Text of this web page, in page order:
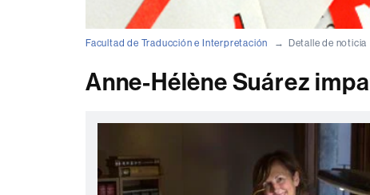
Facultad de Traducción e Interpretación Detalle de noticia
Anne-Hélène Suárez